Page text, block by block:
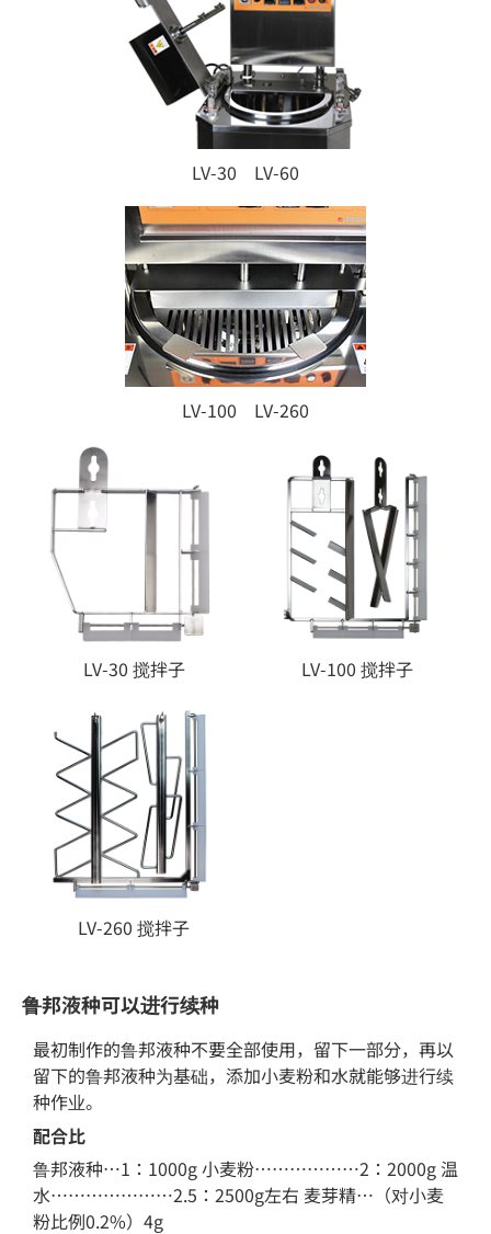
LV-30 LV-60
LV-100 LV-260
LV-30 搅拌子 LV-100 搅拌子
LV-260 搅拌子
鲁邦液种可以进行续种
最初制作的鲁邦液种不要全部使用，留下一部分，再以
留下的鲁邦液种为基础，添加小麦粉和水就能够进行续
种作业。
配合比
鲁邦液种…1：1000g 小麦粉………………2：2000g 温
水…………………2.5：2500g左右 麦芽精…（对小麦
粉比例0.2%）4g